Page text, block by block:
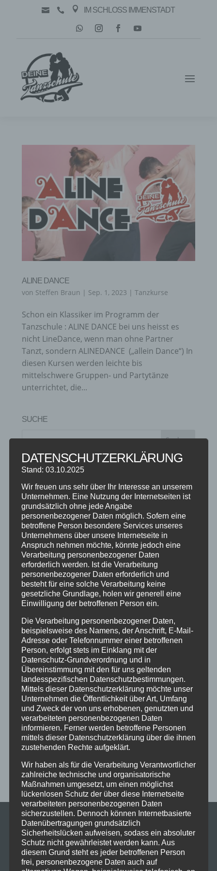
   IM SCHLOSS IMMENSTADT
ALINE DANCE
von Steffen Braun | Sep. 1, 2023 | Tanzkurse
Schon ein Klassiker im Programm der
Tanzschule : ALINE DANCE bei uns heisst es
nicht LineDance, wenn man ohne Partner
Tanzt, sondern ALINEDANCE („allein Dance“) In
diesen Kursen werden leichte bis
mittelschwere Gruppen- und Partytänze
unterrichtet, die...
SUCHE
NEUESTE BEITRÄGE
SCHNUPPERTAG 2026
Abschlussball 2026
WEIHNACHTSFERIEN
KATEGORIEN
Kategorien
SCHLAGWÖRTER
2023 2024 Allgäu Anfängerkurs
Boogie
Charity
cool Corona Coronavirus
Dance
dancing
Deine Tanzschule Einsteigerkurs
Event
Ferien
Ferienprogramm Fitness
Fitnessprogramm
Fortgeschrittene
Gesellschaftstanz
Immenstadt
im Schloss
Jive Jugendliche online
Paartanz
Schaut hin!
Schloss Immenstadt
Silvester
Sommerferien
Streetdance tanzen
Tanzen lernen
Tanzkurs
Tanzpause Tanzschule
Tanzschulfamilie
Training
Weihnachten Workout
Workshop tanzen
Zumba Zumba Kurs Übungsabend
DATENSCHUTZERKLÄRUNG
Stand: 03.10.2025
Wir freuen uns sehr über Ihr Interesse an unserem
Unternehmen. Eine Nutzung der Internetseiten ist
grundsätzlich ohne jede Angabe
personenbezogener Daten möglich. Sofern eine
betroffene Person besondere Services unseres
Unternehmens über unsere Internetseite in
Anspruch nehmen möchte, könnte jedoch eine
Verarbeitung personenbezogener Daten
erforderlich werden. Ist die Verarbeitung
personenbezogener Daten erforderlich und
besteht für eine solche Verarbeitung keine
gesetzliche Grundlage, holen wir generell eine
Einwilligung der betroffenen Person ein.
Die Verarbeitung personenbezogener Daten,
beispielsweise des Namens, der Anschrift, E-Mail-
Adresse oder Telefonnummer einer betroffenen
Person, erfolgt stets im Einklang mit der
Datenschutz-Grundverordnung und in
Übereinstimmung mit den für uns geltenden
landesspezifischen Datenschutzbestimmungen.
Mittels dieser Datenschutzerklärung möchte unser
Unternehmen die Öffentlichkeit über Art, Umfang
und Zweck der von uns erhobenen, genutzten und
verarbeiteten personenbezogenen Daten
informieren. Ferner werden betroffene Personen
mittels dieser Datenschutzerklärung über die ihnen
zustehenden Rechte aufgeklärt.
Wir haben als für die Verarbeitung Verantwortlicher
zahlreiche technische und organisatorische
Maßnahmen umgesetzt, um einen möglichst
lückenlosen Schutz der über diese Internetseite
verarbeiteten personenbezogenen Daten
sicherzustellen. Dennoch können Internetbasierte
Datenübertragungen grundsätzlich
Sicherheitslücken aufweisen, sodass ein absoluter
Schutz nicht gewährleistet werden kann. Aus
diesem Grund steht es jeder betroffenen Person
frei, personenbezogene Daten auch auf